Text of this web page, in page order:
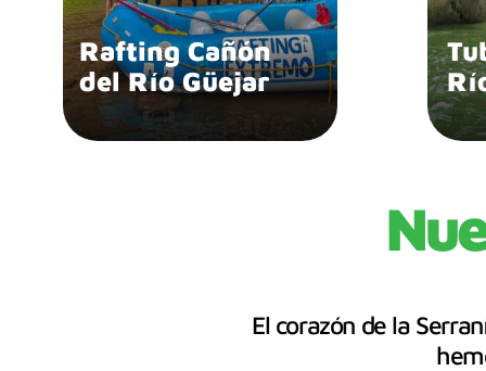
Rafting Cañón
del Río Güejar
El corazón de la